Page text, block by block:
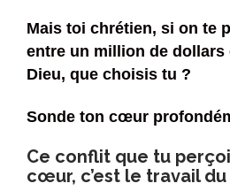
Mais toi chrétien, si on te
entre un million de dollars
Dieu, que choisis tu ?
Sonde ton cœur
Ce conflit que tu
cœur, c’est le travail